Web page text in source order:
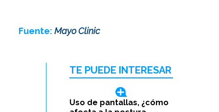
Fuente: Mayo Clinic
TE PUEDE INTERESAR
Uso de pantallas, ¿cómo